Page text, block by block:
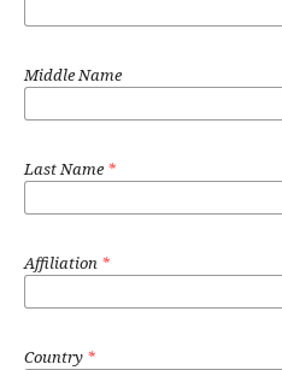
Middle Name
Last Name *
Affiliation *
Country *